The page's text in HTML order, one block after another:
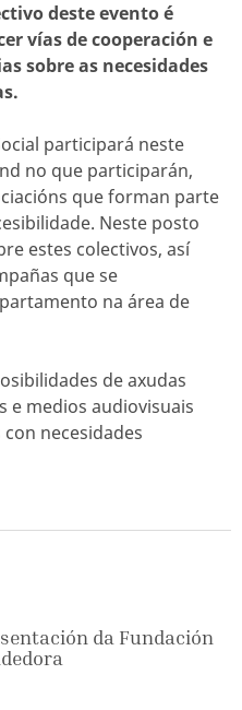
deste evento é
vías de cooperación e
sobre as necesidades
participará neste
no que participarán,
que forman parte
Neste posto
estes colectivos, así
que se
na área de
de axudas
e medios audiovisuais
necesidades
da Fundación